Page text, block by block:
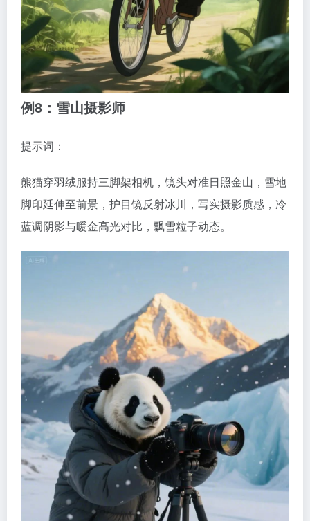
例8：雪山摄影师
提示词：
熊猫穿羽绒服持三脚架相机，镜头对准日照金山，雪地
脚印延伸至前景，护目镜反射冰川，写实摄影质感，冷
蓝调阴影与暖金高光对比，飘雪粒子动态。